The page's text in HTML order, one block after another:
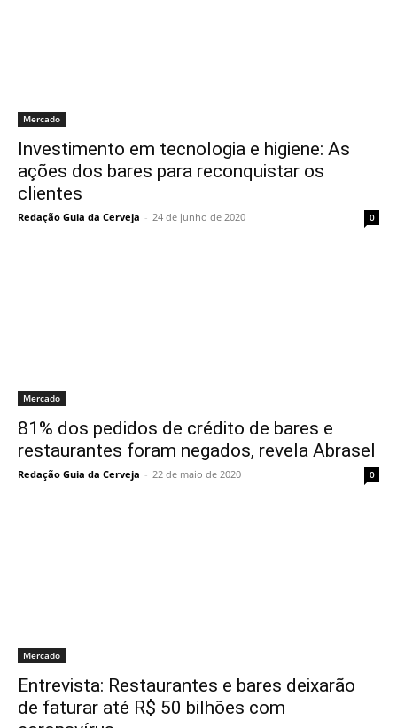
Mercado
Investimento em tecnologia e higiene: As
ações dos bares para reconquistar os
clientes
Redação Guia da Cerveja - 24 de junho de 2020 0
Mercado
81% dos pedidos de crédito de bares e
restaurantes foram negados, revela Abrasel
Redação Guia da Cerveja - 22 de maio de 2020 0
Mercado
Entrevista: Restaurantes e bares deixarão
de faturar até R$ 50 bilhões com